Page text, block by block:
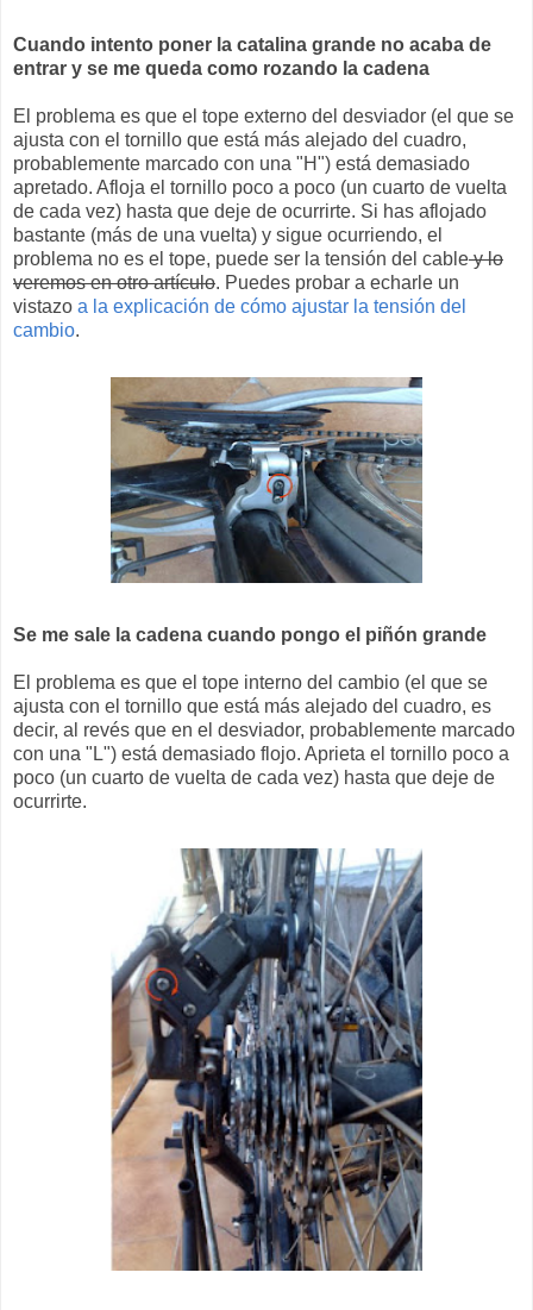
Cuando intento poner la catalina grande no acaba de
entrar y se me queda como rozando la cadena
El problema es que el tope externo del desviador (el que se
ajusta con el tornillo que está más alejado del cuadro,
probablemente marcado con una "H") está demasiado
apretado. Afloja el tornillo poco a poco (un cuarto de vuelta
de cada vez) hasta que deje de ocurrirte. Si has aflojado
bastante (más de una vuelta) y sigue ocurriendo, el
problema no es el tope, puede ser la tensión del cabley lo
veremos en otro artículo. Puedes probar a echarle un
vistazo a la explicación de cómo ajustar la tensión del
cambio.
Se me sale la cadena cuando pongo el piñón grande
El problema es que el tope interno del cambio (el que se
ajusta con el tornillo que está más alejado del cuadro, es
decir, al revés que en el desviador, probablemente marcado
con una "L") está demasiado flojo. Aprieta el tornillo poco a
poco (un cuarto de vuelta de cada vez) hasta que deje de
ocurrirte.